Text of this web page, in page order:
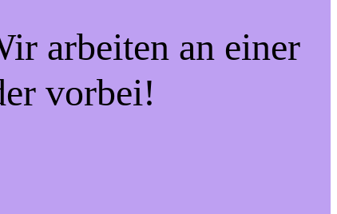
arbeiten an einer
vorbei!